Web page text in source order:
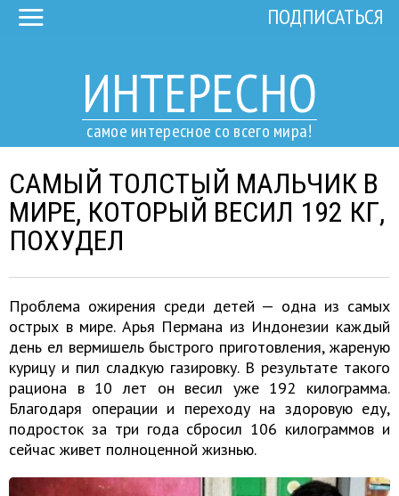
ИНТЕРЕСНО
самое интересное со всего мира!
ПОДПИСАТЬСЯ
САМЫЙ ТОЛСТЫЙ МАЛЬЧИК В
МИРЕ, КОТОРЫЙ ВЕСИЛ 192 КГ,
ПОХУДЕЛ
Проблема ожирения среди детей — одна из самых
острых в мире. Арья Пермана из Индонезии каждый
день ел вермишель быстрого приготовления, жареную
курицу и пил сладкую газировку. В результате такого
рациона в 10 лет он весил уже 192 килограмма.
Благодаря операции и переходу на здоровую еду,
подросток за три года сбросил 106 килограммов и
сейчас живет полноценной жизнью.